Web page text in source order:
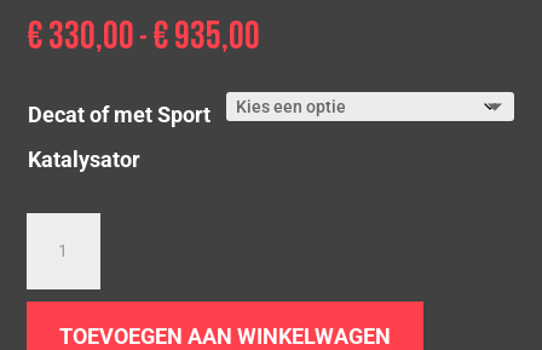
€330,00 - €935,00
tot
€ 935,00
Decat of met Sport
Katalysator
Audi
8P
TOEVOEGEN AAN WINKELWAGEN